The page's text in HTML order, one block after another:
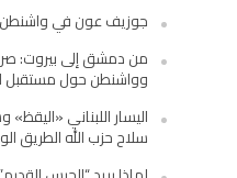
جوزيف عون في واشنطن..
من دمشق إلى بيروت:
وواشنطن حول مستقبل
اليسار اللبناني
سلاح حزب الله الطريق